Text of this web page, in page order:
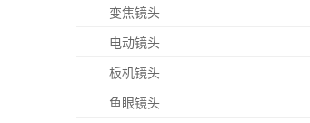
变焦镜头
电动镜头
板机镜头
鱼眼镜头